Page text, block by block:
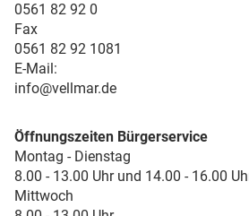
0561 82 92 0
Fax
0561 82 92 1081
E-Mail:
info@vellmar.de
Öffnungszeiten Bürgerservice
Montag - Dienstag
8.00 - 13.00 Uhr und 14.00 - 16.00
Mittwoch